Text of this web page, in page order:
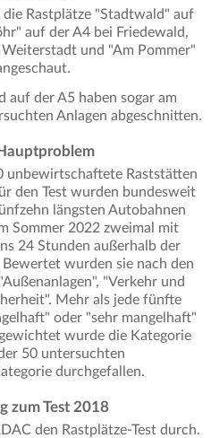
die Rastplätze "Stadtwald" auf
auf der A4 bei Friedewald,
und "Am Pommer"
auf der A5 haben sogar am
Anlagen abgeschnitten.
unbewirtschaftete Raststätten
den Test wurden bundesweit
längsten Autobahnen
Sommer 2022 zweimal mit
24 Stunden außerhalb der
wurden sie nach den
"Verkehr und
Mehr als jede fünfte
oder "sehr mangelhaft"
wurde die Kategorie
50 untersuchten
durchgefallen.
zum Test 2018
den Rastplätze-Test durch.